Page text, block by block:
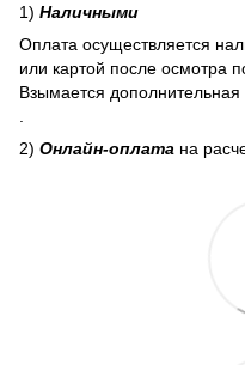
1) Наличными
Оплата осуществляется
или картой после осмотра
Взымается
2) Онлайн-оплата на